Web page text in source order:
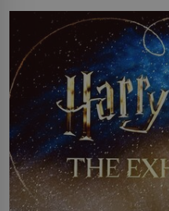
paměť rozhodla stávkovat.